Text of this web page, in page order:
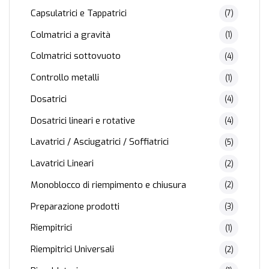
Capsulatrici e Tappatrici (7)
Colmatrici a gravità (1)
Colmatrici sottovuoto (4)
Controllo metalli (1)
Dosatrici (4)
Dosatrici lineari e rotative (4)
Lavatrici / Asciugatrici / Soffiatrici (5)
Lavatrici Lineari (2)
Monoblocco di riempimento e chiusura (2)
Preparazione prodotti (3)
Riempitrici (1)
Riempitrici Universali (2)